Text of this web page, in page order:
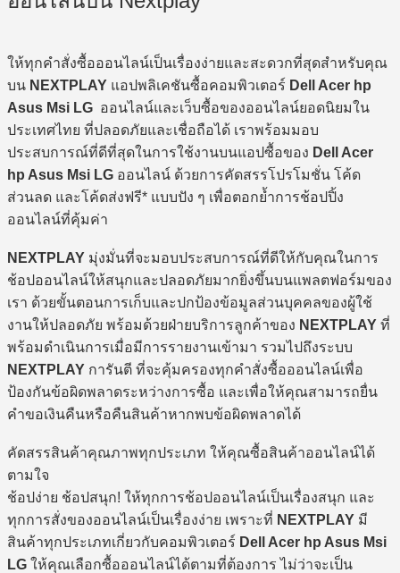
ให้ทุกคำสั่งซื้อออนไลน์เป็นเรื่องง่ายและสะดวกที่สุดสำหรับคุณ
บน NEXTPLAY แอปพลิเคชันซื้อคอมพิวเตอร์ Dell Acer hp
Asus Msi LG ออนไลน์และเว็บซื้อของออนไลน์ยอดนิยมใน
ประเทศไทย ที่ปลอดภัยและเชื่อถือได้ เราพร้อมมอบ
ประสบการณ์ที่ดีที่สุดในการใช้งานบนแอปซื้อของ Dell Acer
hp Asus Msi LG ออนไลน์ ด้วยการคัดสรรโปรโมชั่น โค้ด
ส่วนลด และโค้ดส่งฟรี* แบบปัง ๆ เพื่อตอกย้ำการช้อปปิ้ง
ออนไลน์ที่คุ้มค่า
NEXTPLAY มุ่งมั่นที่จะมอบประสบการณ์ที่ดีให้กับคุณในการ
ช้อปออนไลน์ให้สนุกและปลอดภัยมากยิ่งขึ้นบนแพลตฟอร์มของ
เรา ด้วยขั้นตอนการเก็บและปกป้องข้อมูลส่วนบุคคลของผู้ใช้
งานให้ปลอดภัย พร้อมด้วยฝ่ายบริการลูกค้าของ NEXTPLAY ที่
พร้อมดำเนินการเมื่อมีการรายงานเข้ามา รวมไปถึงระบบ
NEXTPLAY การันตี ที่จะคุ้มครองทุกคำสั่งซื้อออนไลน์เพื่อ
ป้องกันข้อผิดพลาดระหว่างการซื้อ และเพื่อให้คุณสามารถยื่น
คำขอเงินคืนหรือคืนสินค้าหากพบข้อผิดพลาดได้
คัดสรรสินค้าคุณภาพทุกประเภท ให้คุณซื้อสินค้าออนไลน์ได้
ตามใจ
ช้อปง่าย ช้อปสนุก! ให้ทุกการช้อปออนไลน์เป็นเรื่องสนุก และ
ทุกการสั่งของออนไลน์เป็นเรื่องง่าย เพราะที่ NEXTPLAY มี
สินค้าทุกประเภทเกี่ยวกับคอมพิวเตอร์ Dell Acer hp Asus Msi
LG ให้คุณเลือกซื้อออนไลน์ได้ตามที่ต้องการ ไม่ว่าจะเป็น